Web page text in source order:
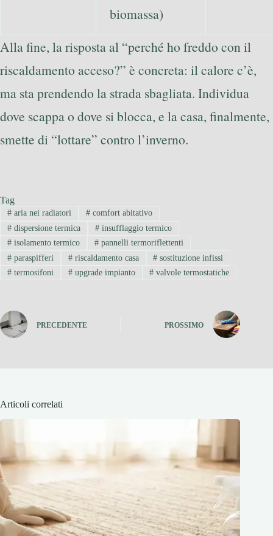
biomassa)
Alla fine, la risposta al “perché ho freddo con il
riscaldamento acceso?” è concreta: il calore c’è,
ma sta prendendo la strada sbagliata. Individua
dove scappa o dove si blocca, e la casa, finalmente,
smette di “lottare” contro l’inverno.
Tag
#aria nei radiatori #comfort abitativo
#dispersione termica #insufflaggio termico
#isolamento termico #pannelli termoriflettenti
#paraspifferi #riscaldamento casa # sostituzione infissi
#termosifoni #upgrade impianto # valvole termostatiche
PRECEDENTE PROSSIMO
Articoli correlati